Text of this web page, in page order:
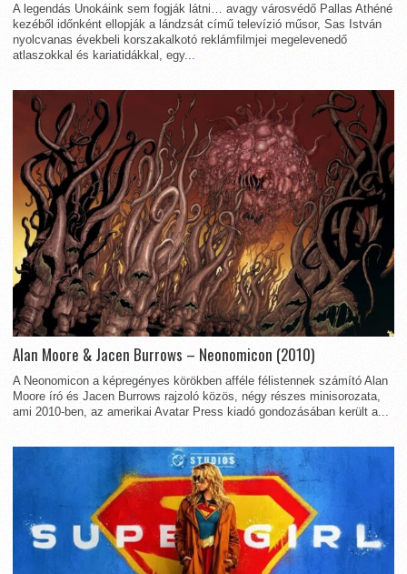
A legendás Unokáink sem fogják látni… avagy városvédő Pallas Athéné
kezéből időnként ellopják a lándzsát című televízió műsor, Sas István
nyolcvanas évekbeli korszakalkotó reklámfilmjei megelevenedő
atlaszokkal és kariatidákkal, egy...
Alan Moore & Jacen Burrows – Neonomicon (2010)
A Neonomicon a képregényes körökben afféle félistennek számító Alan
Moore író és Jacen Burrows rajzoló közös, négy részes minisorozata,
ami 2010-ben, az amerikai Avatar Press kiadó gondozásában került a...